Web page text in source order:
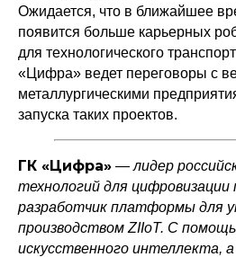
Ожидается, что в ближайшее
появится больше карьерных
для технологического
«Цифра» ведет переговоры с
металлургическими
запуска таких проектов.
ГК «Цифра» — лидер
технологий для
разработчик платформы для
производством ZIIoT. С
искусственного интеллекта,
© 2015-2026 НАУРР. Все права защищены. При использовании
ссылка на ROBOTUNION.RU — обязательна
© 2015-2026 НАУРР. Все права защищены.
При использовании материалов ссылка на ROBOTUNION.RU —